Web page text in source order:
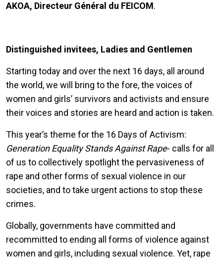
AKOA, Directeur Général du FEICOM.
Distinguished invitees, Ladies and Gentlemen
Starting today and over the next 16 days, all around
the world, we will bring to the fore, the voices of
women and girls’ survivors and activists and ensure
their voices and stories are heard and action is taken.
This year’s theme for the 16 Days of Activism:
Generation Equality Stands Against Rape- calls for all
of us to collectively spotlight the pervasiveness of
rape and other forms of sexual violence in our
societies, and to take urgent actions to stop these
crimes.
Globally, governments have committed and
recommitted to ending all forms of violence against
women and girls, including sexual violence. Yet, rape